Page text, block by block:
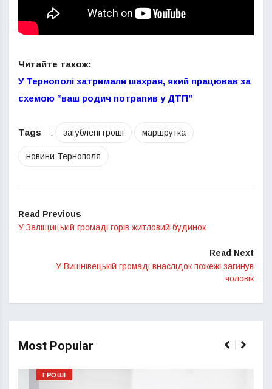
Читайте також:
У Тернополі затримали шахрая, який працював за
схемою “ваш родич потрапив у ДТП”
Tags : загублені гроші маршрутка
новини Тернополя
Read Previous
У Заліщицькій громаді горів житловий будинок
Read Next
У Вишнівецькій громаді внаслідок пожежі загинув
чоловік
Most Popular
ГРОШІ